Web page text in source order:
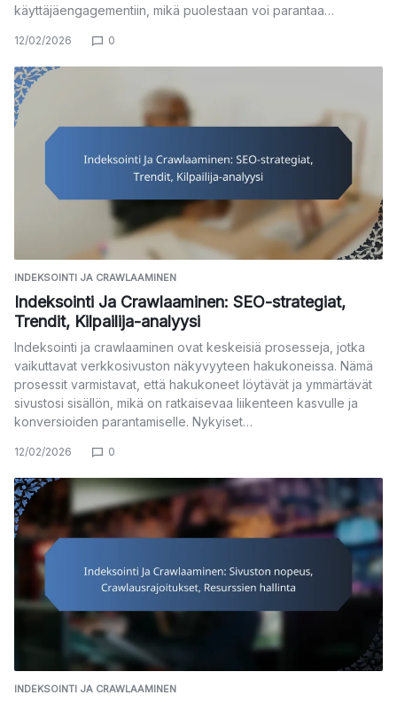
käyttäjäengagementiin, mikä puolestaan voi parantaa…
12/02/2026 0
INDEKSOINTI JA CRAWLAAMINEN
Indeksointi Ja Crawlaaminen: SEO-strategiat,
Trendit, Kilpailija-analyysi
Indeksointi ja crawlaaminen ovat keskeisiä prosesseja, jotka
vaikuttavat verkkosivuston näkyvyyteen hakukoneissa. Nämä
prosessit varmistavat, että hakukoneet löytävät ja ymmärtävät
sivustosi sisällön, mikä on ratkaisevaa liikenteen kasvulle ja
konversioiden parantamiselle. Nykyiset…
12/02/2026 0
INDEKSOINTI JA CRAWLAAMINEN